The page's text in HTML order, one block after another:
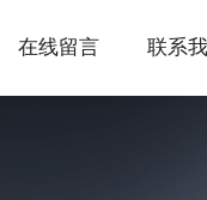
在线留言 联系